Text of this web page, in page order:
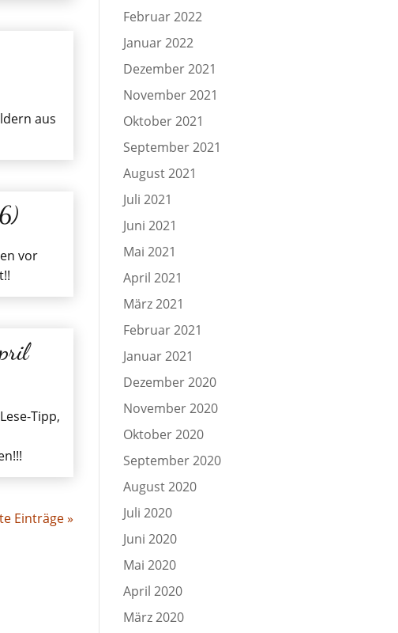
aus
vor
Tipp,
Einträge »
Februar 2022
Januar 2022
Dezember 2021
November 2021
Oktober 2021
September 2021
August 2021
Juli 2021
Juni 2021
Mai 2021
April 2021
März 2021
Februar 2021
Januar 2021
Dezember 2020
November 2020
Oktober 2020
September 2020
August 2020
Juli 2020
Juni 2020
Mai 2020
April 2020
März 2020